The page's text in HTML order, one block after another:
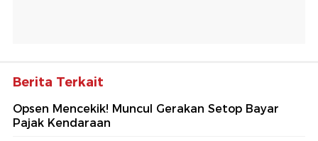
Berita Terkait
Opsen Mencekik! Muncul Gerakan Setop Bayar
Pajak Kendaraan